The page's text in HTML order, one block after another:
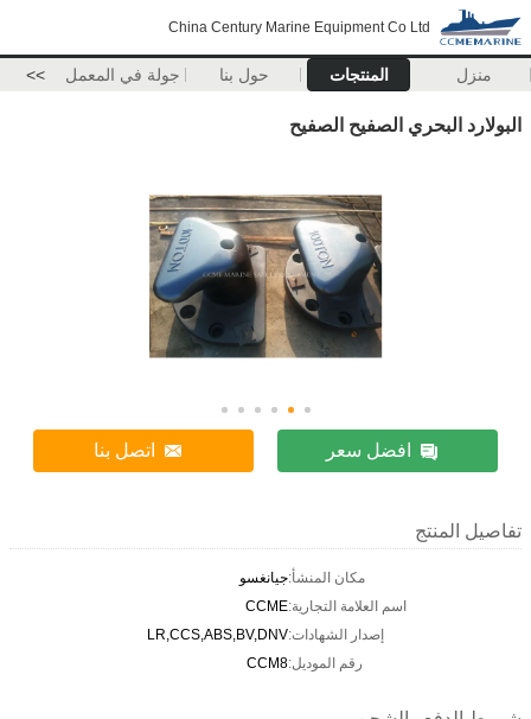
China Century Marine Equipment Co Ltd
منزل المنتجات حول بنا جولة في المعمل >>
البولارد البحري الصفيح الصفيح
افضل سعر اتصل بنا
تفاصيل المنتج
مكان المنشأ:جيانغسو
اسم العلامة التجارية:CCME
إصدار الشهادات:LR,CCS,ABS,BV,DNV
رقم الموديل:CCM8